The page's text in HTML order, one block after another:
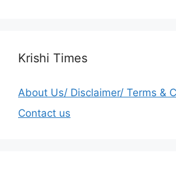
Krishi Times
About Us/ Disclaimer/ Terms &
Contact us